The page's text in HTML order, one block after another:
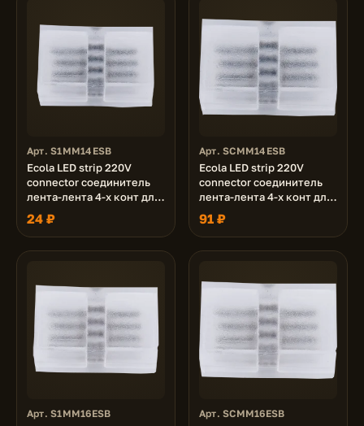
Арт. S1MM14ESB
Ecola LED strip 220V
connector соединитель
лента-лента 4-х конт для
ленты IP68 RGB 14x7 уп. 1
шт.
24 ₽
Арт. SCMM14ESB
Ecola LED strip 220V
connector соединитель
лента-лента 4-х конт для
ленты IP68 RGB 14x7 уп. 5
шт.
91 ₽
Арт. S1MM16ESB Арт. SCMM16ESB